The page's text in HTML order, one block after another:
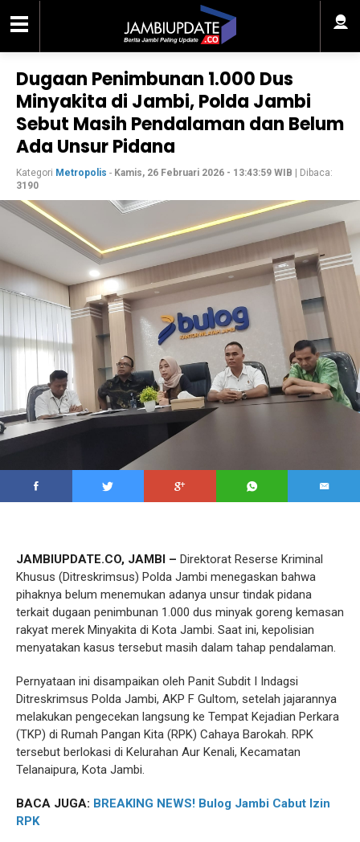
Dugaan Penimbunan 1.000 Dus
Minyakita di Jambi, Polda Jambi
Sebut Masih Pendalaman dan Belum
Ada Unsur Pidana
Kategori Metropolis - Kamis, 26 Februari 2026 - 13:43:59 WIB | Dibaca:
3190
JAMBIUPDATE.CO, JAMBI – Direktorat Reserse Kriminal
Khusus (Ditreskrimsus) Polda Jambi menegaskan bahwa
pihaknya belum menemukan adanya unsur tindak pidana
terkait dugaan penimbunan 1.000 dus minyak goreng kemasan
rakyat merek Minyakita di Kota Jambi. Saat ini, kepolisian
menyatakan kasus tersebut masih dalam tahap pendalaman.
Pernyataan ini disampaikan oleh Panit Subdit I Indagsi
Ditreskrimsus Polda Jambi, AKP F Gultom, setelah jajarannya
melakukan pengecekan langsung ke Tempat Kejadian Perkara
(TKP) di Rumah Pangan Kita (RPK) Cahaya Barokah. RPK
tersebut berlokasi di Kelurahan Aur Kenali, Kecamatan
Telanaipura, Kota Jambi.
BACA JUGA: BREAKING NEWS! Bulog Jambi Cabut Izin
RPK